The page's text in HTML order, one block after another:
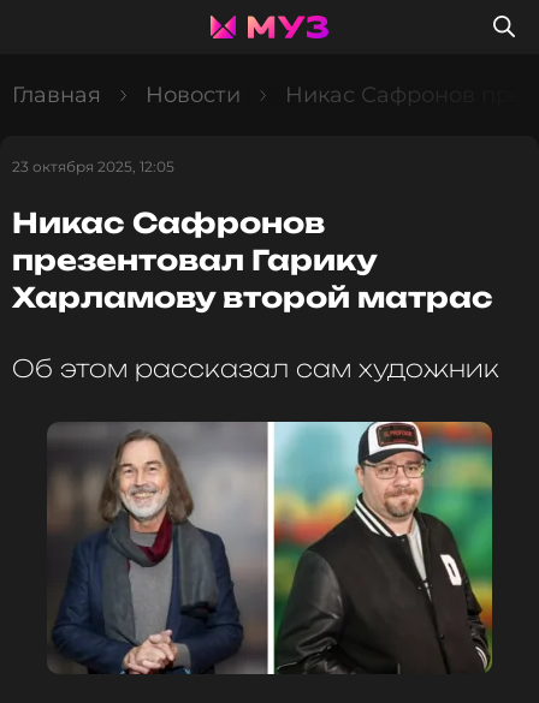
Главная Новости Никас Сафронов
23 октября 2025, 12:05
Никас Сафронов
презентовал Гарику
Харламову второй матрас
Об этом рассказал сам художник